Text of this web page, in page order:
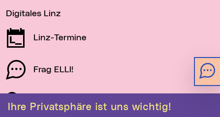
Ihre Privatsphäre ist uns wichtig!
Wichtige Links
Social Media
Instagram